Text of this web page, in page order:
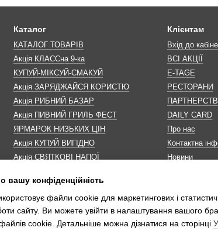
Каталог
КАТАЛОГ ТОВАРІВ
Акція КЛАССна 9-ка
КУПУЙ-МІКСУЙ-СМАКУЙ
Акція ЗАРЯДЖАЙСЯ КОРИСТЮ
Акція РИБНИЙ БАЗАР
Акція ПИВНИЙ ГРИЛЬ ФЕСТ
ЯРМАРОК НИЗЬКИХ ЦІН
Акція КУПУЙ ВИГІДНО
Акція СВЯТКОВІ НАПОЇ
Акція ДО МАКОВЕЯ
ІНШІ АКЦІЇ
Клієнтам
Вхід до
ВСІ АКЦІЇ
E-TAGE
РЕСТОРАНИ
DAILY CARD
Про нас
Контактна
Новини
вашу конфіденційність
файли cookie для маркетингових і
сайту. Ви можете увійти в налаштування вашого
cookie. Детальніше можна дізнатися на сторінці